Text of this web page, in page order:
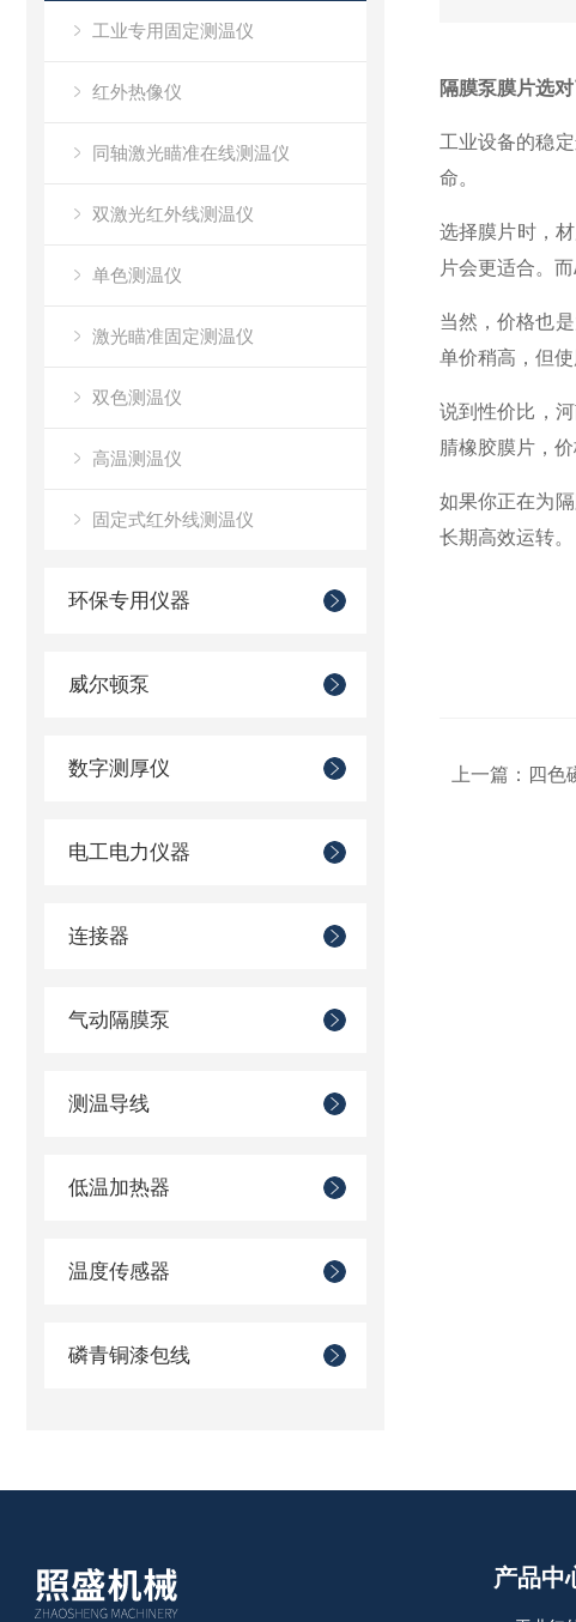
工业专用固定测温仪
红外热像仪
同轴激光瞄准在线测温仪
双激光红外线测温仪
单色测温仪
激光瞄准固定测温仪
双色测温仪
高温测温仪
固定式红外线测温仪
环保专用仪器
威尔顿泵
数字测厚仪
电工电力仪器
连接器
气动隔膜泵
测温导线
低温加热器
温度传感器
磷青铜漆包线
隔膜泵膜片选
工业设备的稳
命。
选择膜片时，
片会更适合。
当然，价格也
单价稍高，但
说到性价比，
腈橡胶膜片，
如果你正在为
长期高效运转。
上一篇： 四色
产品中